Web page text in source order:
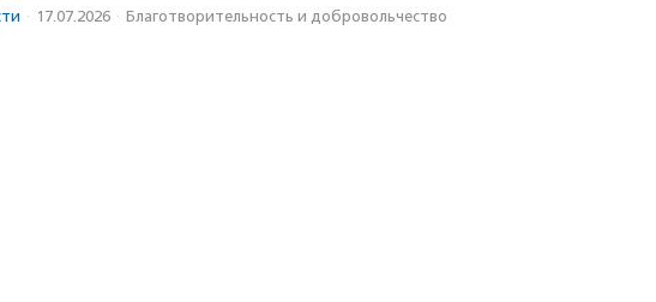
· 17.07.2026 · Благотвори­тель­ность и доброволь­чест­во